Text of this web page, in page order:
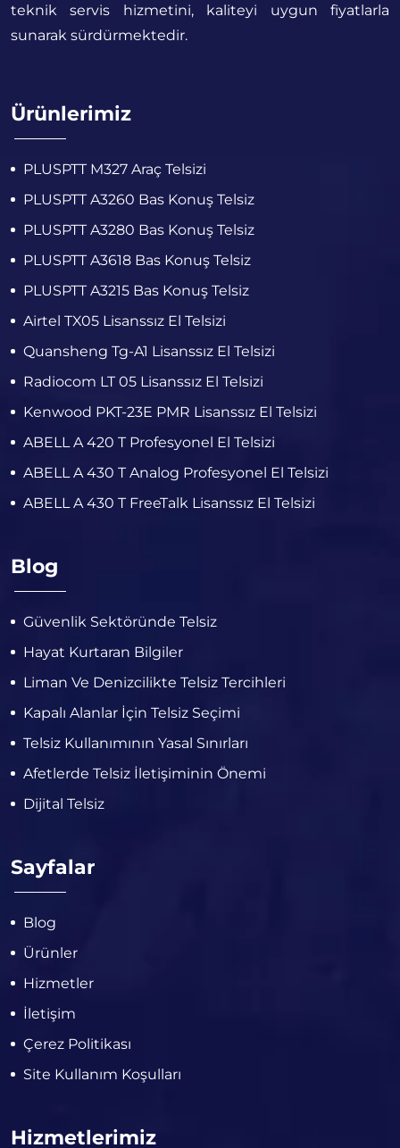
teknik servis hizmetini, kaliteyi uygun fiyatlarla
sunarak sürdürmektedir.
Ürünlerimiz
PLUSPTT M327 Araç Telsizi
PLUSPTT A3260 Bas Konuş Telsiz
PLUSPTT A3280 Bas Konuş Telsiz
PLUSPTT A3618 Bas Konuş Telsiz
PLUSPTT A3215 Bas Konuş Telsiz
Airtel TX05 Lisanssız El Telsizi
Quansheng Tg-A1 Lisanssız El Telsizi
Radiocom LT 05 Lisanssız El Telsizi
Kenwood PKT-23E PMR Lisanssız El Telsizi
ABELL A 420 T Profesyonel El Telsizi
ABELL A 430 T Analog Profesyonel El Telsizi
ABELL A 430 T FreeTalk Lisanssız El Telsizi
Blog
Güvenlik Sektöründe Telsiz
Hayat Kurtaran Bilgiler
Liman Ve Denizcilikte Telsiz Tercihleri
Kapalı Alanlar İçin Telsiz Seçimi
Telsiz Kullanımının Yasal Sınırları
Afetlerde Telsiz İletişiminin Önemi
Dijital Telsiz
Sayfalar
Blog
Ürünler
Hizmetler
İletişim
Çerez Politikası
Site Kullanım Koşulları
Hizmetlerimiz